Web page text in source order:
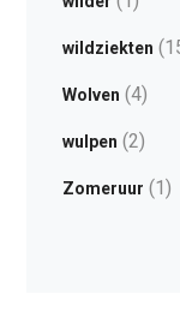
wildziekten
Wolven (4)
wulpen (2)
Zomeruur (1)